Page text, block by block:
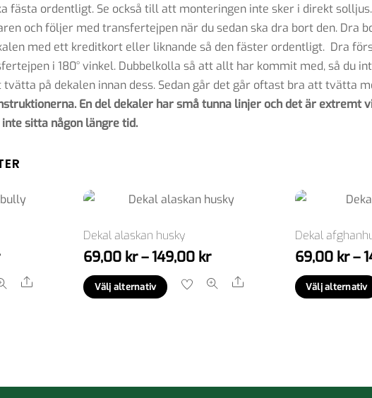
fästa ordentligt. Se också till att monteringen inte sker i direkt
och följer med transfertejpen när du sedan ska dra bort den. Dra
med ett kreditkort eller liknande så den fäster ordentligt. Dra
i 180° vinkel. Dubbelkolla så att allt har kommit med, så du
på dekalen innan dess. Sedan går det går oftast bra att tvätta
En del dekaler har små tunna linjer och det är
sitta någon längre tid.
Prisintervall:
69,00 kr
till
Share
Dekal alaskan husky
69,00 kr–149,00 krPrisintervall:
69,00 kr
till
Välj alternativ
Den
Share
Dekal
69,00 kr –
Välj alternativ